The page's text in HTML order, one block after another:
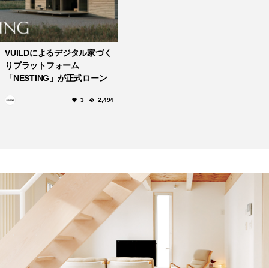
VUILDによるデジタル家づく
りプラットフォーム
「NESTING」が正式ローン
3 2,494